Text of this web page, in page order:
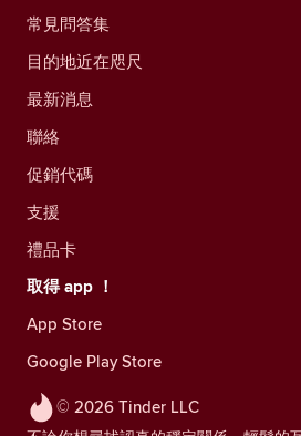
© 2026 Tinder LLC
常見問答集
目的地近在咫尺
最新消息
聯絡
促銷代碼
支援
禮品卡
取得 app ！
App Store
Google Play Store